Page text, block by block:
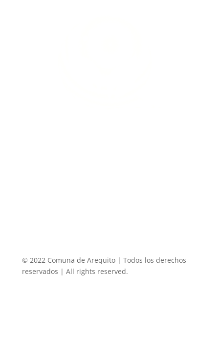
© 2022 Comuna de Arequito | Todos los derechos
reservados | All rights reserved.